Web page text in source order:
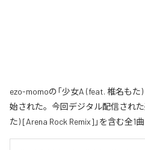
ezo-momoの「少女A (feat. 椎名もた
始された。今回デジタル配信され
た) [Arena Rock Remix]」を含む全1